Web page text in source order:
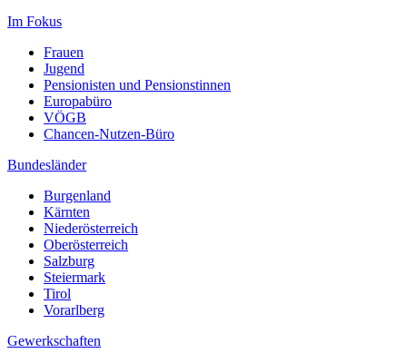
Im Fokus
Frauen
Jugend
Pensionisten und Pensionstinnen
Europabüro
VÖGB
Chancen-Nutzen-Büro
Bundesländer
Burgenland
Kärnten
Niederösterreich
Oberösterreich
Salzburg
Steiermark
Tirol
Vorarlberg
Gewerkschaften